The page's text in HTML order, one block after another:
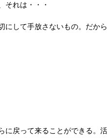
それは・・・
にして手放さないもの。だか
に戻って来ることができる。